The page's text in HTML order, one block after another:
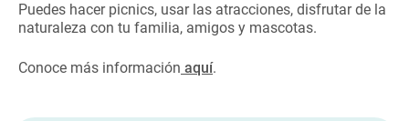
Puedes hacer picnics, usar las atracciones, disfrutar de la
naturaleza con tu familia, amigos y mascotas.
Conoce más información aquí.